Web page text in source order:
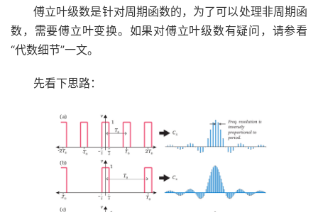
傅立叶级数是针对周期函数的，为了可以处理非周期函
数，需要傅立叶变换。如果对傅立叶级数有疑问，请参看
“代数细节”一文。
先看下思路：